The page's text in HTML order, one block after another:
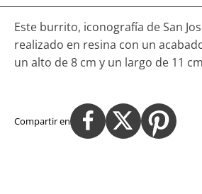
Este burrito, iconografía de San
realizado en resina con un
un alto de 8 cm y un largo de 11
Compartir en